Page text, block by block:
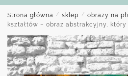
Strona główna / sklep / obrazy na
kształtów – obraz abstrakcyjny,